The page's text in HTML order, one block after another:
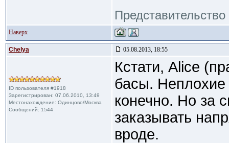
Наверх
Сhelya 05.08.2013, 18:55
ID пользователя #1918
Зарегистрирован: 07.06.2010, 13:49
Местонахождение: Одинцово/Москва
Сообщений: 1544
Кстати, Alice
басы.
конечно. Но за
заказывать
вроде.